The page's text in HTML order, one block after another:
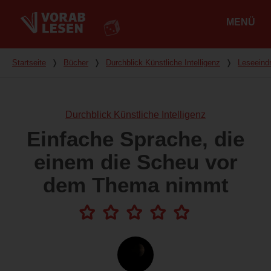
MENÜ
Du bist hier
Startseite ❭ Bücher ❭ Durchblick Künstliche Intelligenz ❭
Durchblick Künstliche Intelligenz
Einfache Sprache, die
einem die Scheu vor
dem Thema nimmt